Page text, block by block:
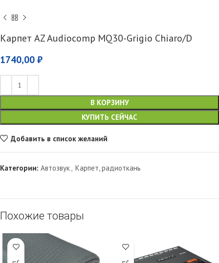
Карпет AZ Audiocomp MQ30-Grigio Chiaro/D
1740,00 ₽
В КОРЗИНУ
КУПИТЬ СЕЙЧАС
Добавить в список желаний
Категории: Автозвук, Карпет, радиоткань
Похожие товары